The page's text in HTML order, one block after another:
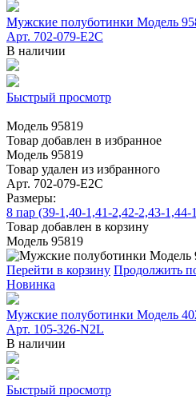
Мужские полуботинки Модель
Арт. 702-079-E2C
В наличии
Быстрый просмотр
Модель 95819
Товар добавлен в избранное
Модель 95819
Товар удален из избранного
Арт. 702-079-E2C
Размеры:
8 пар (39-1,40-1,41-2,42-2,43-1,44-
Товар добавлен в корзину
Модель 95819
Перейти в корзину Продолжить
Новинка
Мужские полуботинки Модель
Арт. 105-326-N2L
В наличии
Быстрый просмотр